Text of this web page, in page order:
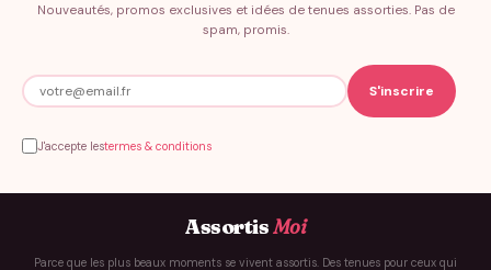
Nouveautés, promos exclusives et idées de tenues assorties. Pas de
spam, promis.
J'accepte lestermes & conditions
AssortisMoi
Parce que les plus beaux moments se vivent assortis. Des tenues pour ceux qui